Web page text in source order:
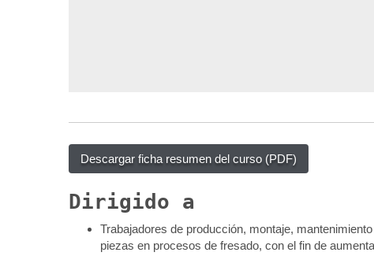
Descargar ficha resumen del curso (PDF)
Dirigido a
Trabajadores de producción, montaje,
piezas en procesos de fresado, con el fin de